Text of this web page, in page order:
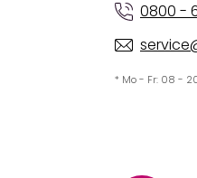
0800 -
* Mo - Fr: 08 -